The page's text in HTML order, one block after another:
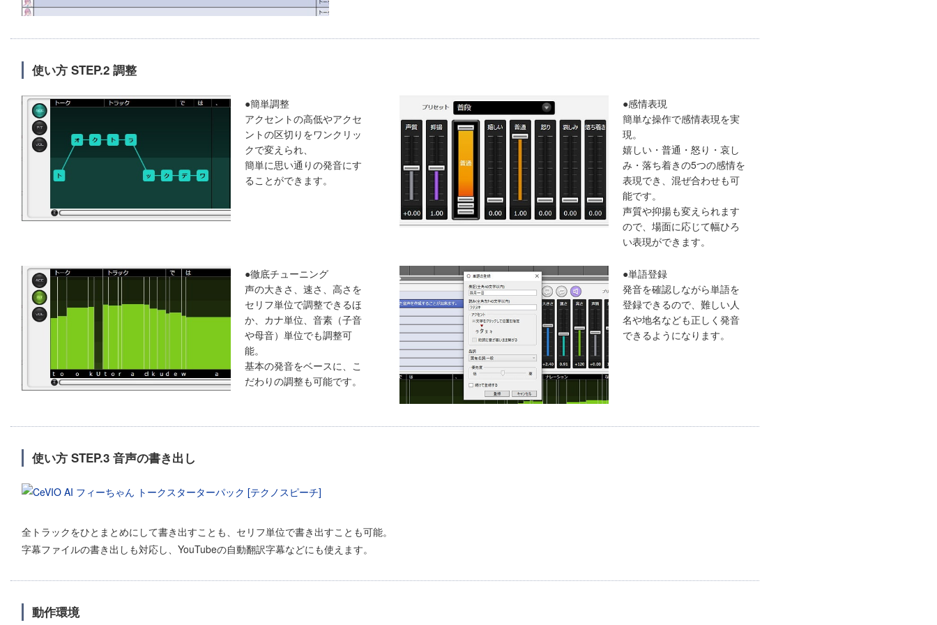
使い方 STEP.2 調整
●簡単調整
アクセントの高低やアクセ
ントの区切りをワンクリッ
クで変えられ、
簡単に思い通りの発音にす
ることができます。
●感情表現
簡単な操作で感情表現を実
現。
嬉しい・普通・怒り・哀し
み・落ち着きの5つの感情を
表現でき、混ぜ合わせも可
能です。
声質や抑揚も変えられます
ので、場面に応じて幅ひろ
い表現ができます。
●徹底チューニング
声の大きさ、速さ、高さを
セリフ単位で調整できるほ
か、カナ単位、音素（子音
や母音）単位でも調整可
能。
基本の発音をベースに、こ
だわりの調整も可能です。
●単語登録
発音を確認しながら単語を
登録できるので、難しい人
名や地名なども正しく発音
できるようになります。
使い方 STEP.3 音声の書き出し
全トラックをひとまとめにして書き出すことも、セリフ単位で書き出すことも可能。
字幕ファイルの書き出しも対応し、YouTubeの自動翻訳字幕などにも使えます。
動作環境